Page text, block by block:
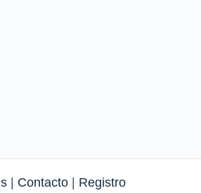
Contacto Registro